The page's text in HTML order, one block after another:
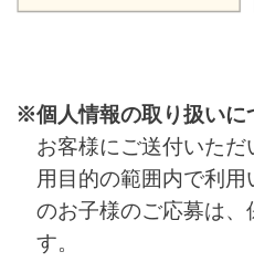
※個人情報の取り扱いに
お客様にご送付いただ
用目的の範囲内で利
のお子様のご応募は
す。